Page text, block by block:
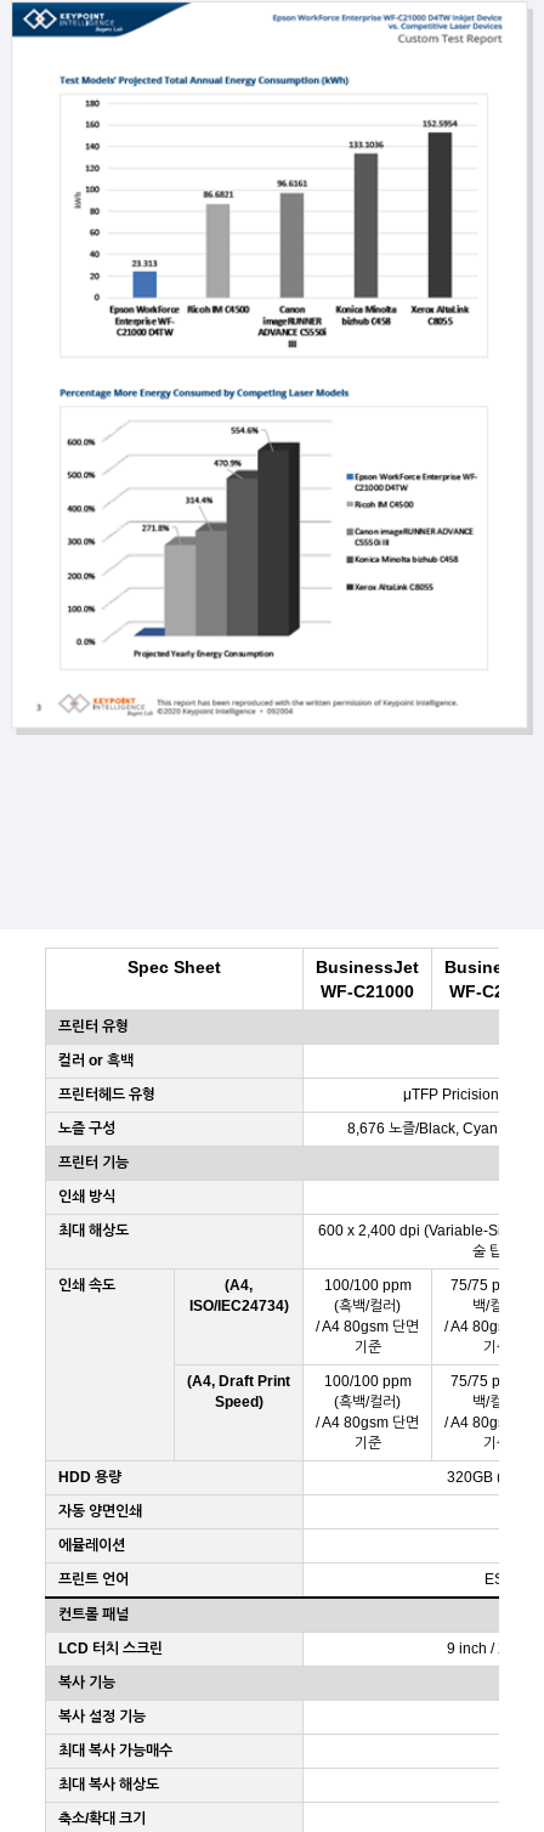
Spec Sheet
BusinessJet
WF-C21000
WF-C20750
프린터 유형
컬러 or 흑백
프린터헤드 유형
μTFP PricisionCore
노즐 구성
8,676 노즐/Black, Cyan,
프린터 기능
인쇄 방식
최대 해상도
600 x 2,400 dpi (Variable-Sized
술 탑재)
인쇄 속도
(A4,
ISO/IEC24734)
100/100 ppm
(흑백/컬러)
/ A4 80gsm 단면
기준
75/75 ppm (흑
백/컬러)
/ A4 80gsm 단
기준
(A4, Draft Print
Speed)
100/100 ppm
(흑백/컬러)
/ A4 80gsm 단면
기준
75/75 ppm (흑
백/컬러)
/ A4 80gsm 단
기준
HDD 용량
320GB (암호화
자동 양면인쇄
에뮬레이션
프린트 언어
ESC/P-
컨트롤 패널
LCD 터치 스크린
9 inch /
복사 기능
복사 설정 기능
최대 복사 가능매수
최대 복사 해상도
축소/확대 크기